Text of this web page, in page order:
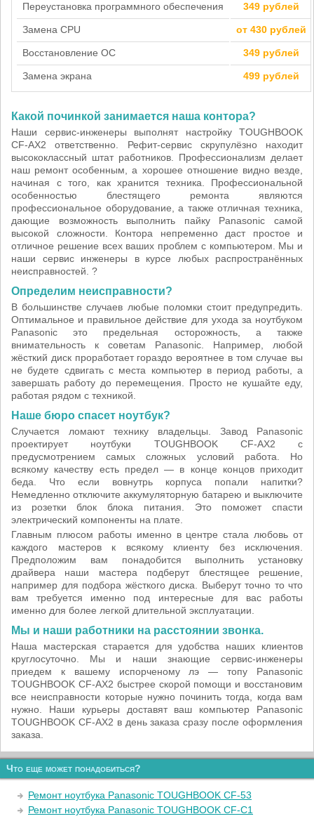
Переустановка программного обеспечения 349 рублей
Замена CPU от 430 рублей
Восстановление ОС 349 рублей
Замена экрана 499 рублей
Какой починкой занимается наша контора?
Наши сервис-инженеры выполнят настройку TOUGHBOOK
CF-AX2 ответственно. Рефит-сервис скрупулёзно находит
высококлассный штат работников. Профессионализм делает
наш ремонт особенным, а хорошее отношение видно везде,
начиная с того, как хранится техника. Профессиональной
особенностью блестящего ремонта являются
профессиональное оборудование, а также отличная техника,
дающие возможность выполнить пайку Panasonic самой
высокой сложности. Контора непременно даст простое и
отличное решение всех ваших проблем с компьютером. Мы и
наши сервис инженеры в курсе любых распространённых
неисправностей. ?
Определим неисправности?
В большинстве случаев любые поломки стоит предупредить.
Оптимальное и правильное действие для ухода за ноутбуком
Panasonic это предельная осторожность, а также
внимательность к советам Panasonic. Например, любой
жёсткий диск проработает гораздо вероятнее в том случае вы
не будете сдвигать с места компьютер в период работы, а
завершать работу до перемещения. Просто не кушайте еду,
работая рядом с техникой.
Наше бюро спасет ноутбук?
Случается ломают технику владельцы. Завод Panasonic
проектирует ноутбуки TOUGHBOOK CF-AX2 с
предусмотрением самых сложных условий работа. Но
всякому качеству есть предел — в конце концов приходит
беда. Что если вовнутрь корпуса попали напитки?
Немедленно отключите аккумуляторную батарею и выключите
из розетки блок блока питания. Это поможет спасти
электрический компоненты на плате.
Главным плюсом работы именно в центре стала любовь от
каждого мастеров к всякому клиенту без исключения.
Предположим вам понадобится выполнить установку
драйвера наши мастера подберут блестящее решение,
например для подбора жёсткого диска. Выберут точно то что
вам требуется именно под интересные для вас работы
именно для более легкой длительной эксплуатации.
Мы и наши работники на расстоянии звонка.
Наша мастерская старается для удобства наших клиентов
круглосуточно. Мы и наши знающие сервис-инженеры
приедем к вашему испорченому лэ — топу Panasonic
TOUGHBOOK CF-AX2 быстрее скорой помощи и восстановим
все неисправности которые нужно починить тогда, когда вам
нужно. Наши курьеры доставят ваш компьютер Panasonic
TOUGHBOOK CF-AX2 в день заказа сразу после оформления
заказа.
Что еще может понадобиться?
Ремонт ноутбука Panasonic TOUGHBOOK CF-53
Ремонт ноутбука Panasonic TOUGHBOOK CF-C1